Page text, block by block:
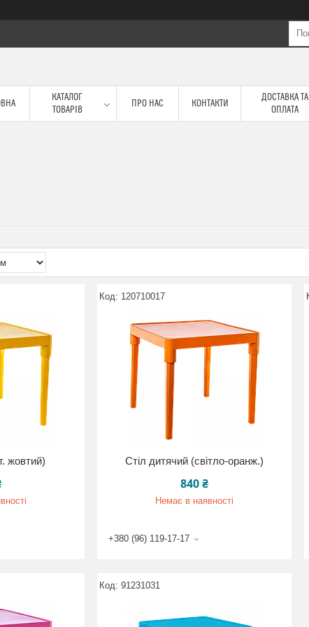
КАТАЛОГ
ТОВАРІВ
ПРО НАС КОНТАКТИ
ДОСТАВКА ТА
ОПЛАТА
жовтий)
120710017
Стіл дитячий (світло-оранж.)
840 ₴
Немає в наявності
+380 (96) 119-17-17
91231031